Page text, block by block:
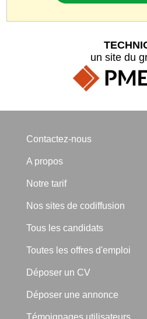
un site du
Contactez-nous
A propos
Notre tarif
Nos sites de codiffusion
Tous les candidats
Toutes les offres d'emploi
Déposer un CV
Déposer une annonce